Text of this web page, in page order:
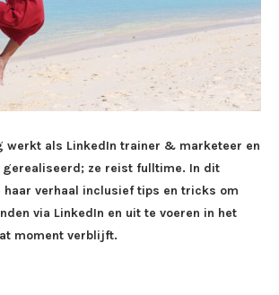
werkt als LinkedIn trainer & marketeer en
gerealiseerd; ze reist fulltime. In dit
haar verhaal inclusief tips en tricks om
via LinkedIn en uit te voeren in het
moment verblijft.